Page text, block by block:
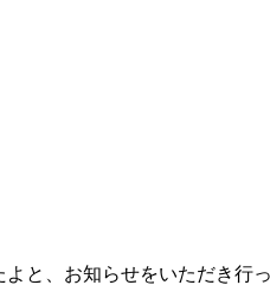
、お知らせをいただき行